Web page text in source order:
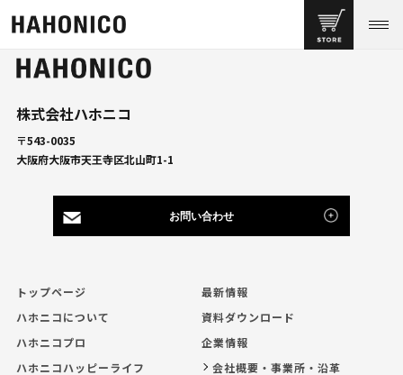
株式会社ハホニコ
〒543-0035
大阪府大阪市天王寺区北山町1-1
お問い合わせ
トップページ
ハホニコについて
ハホニコプロ
ハホニコハッピーライフ
最新情報
資料ダウンロード
企業情報
会社概要・事業所・沿革